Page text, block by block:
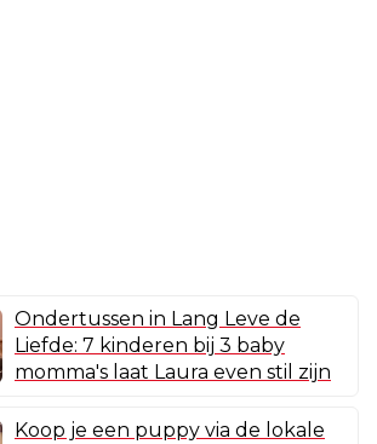
Ondertussen in Lang Leve de
Liefde: 7 kinderen bij 3 baby
momma's laat Laura even stil zijn
Koop je een puppy via de lokale